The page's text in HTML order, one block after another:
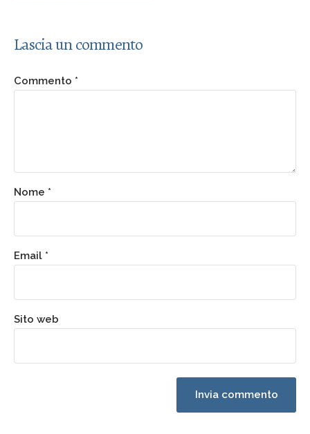
Lascia un commento
Commento *
Nome *
Email *
Sito web